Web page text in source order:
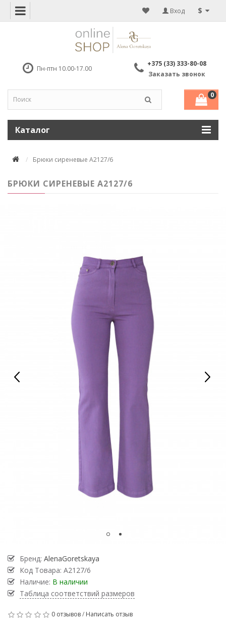
$
Вход
Пн-птн 10.00-17.00
+375 (33) 333-80-08
Заказать звонок
0
Каталог
Брюки сиреневые А2127/6
БРЮКИ СИРЕНЕВЫЕ А2127/6
Бренд: AlenaGoretskaya
Код Товара: А2127/6
Наличие: В наличии
Таблица соответствий размеров
0 отзывов/ Написать отзыв